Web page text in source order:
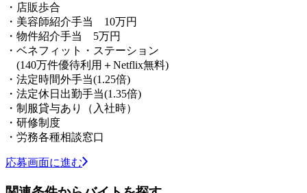
・店販歩合
・美容師紹介手当 10万円
・物件紹介手当 5万円
・ベネフィット・ステーション
(140万件優待利用＋Netflix無料)
・法定時間外手当(1.25倍)
・法定休日出勤手当(1.35倍)
・制服貸与あり（入社時）
・研修制度
・労務各種相談窓口
応募画面に進む